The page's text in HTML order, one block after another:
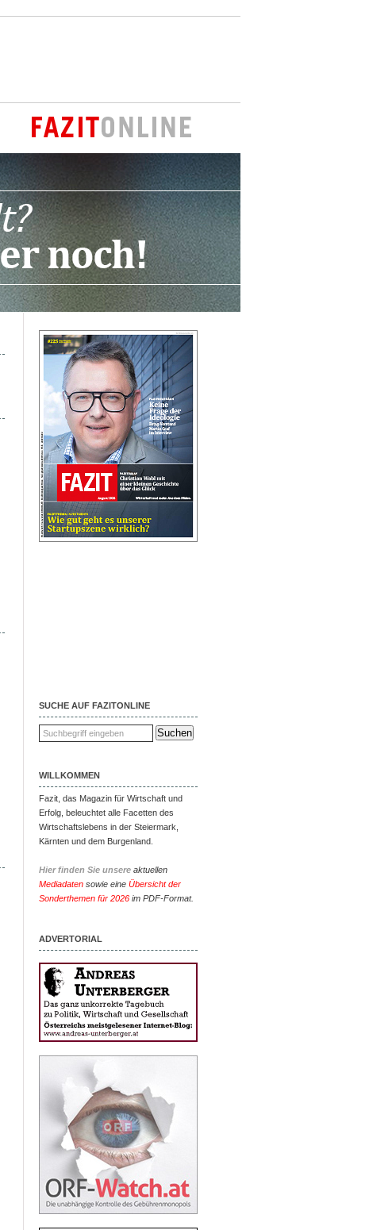
SUCHE AUF FAZITONLINE
WILLKOMMEN
Fazit, das Magazin für Wirtschaft und
Erfolg, beleuchtet alle Facetten des
Wirtschaftslebens in der Steiermark,
Kärnten und dem Burgenland.
Hier finden Sie unsere aktuellen
Mediadaten sowie eine Übersicht der
Sonderthemen für 2026 im PDF-Format.
ADVERTORIAL